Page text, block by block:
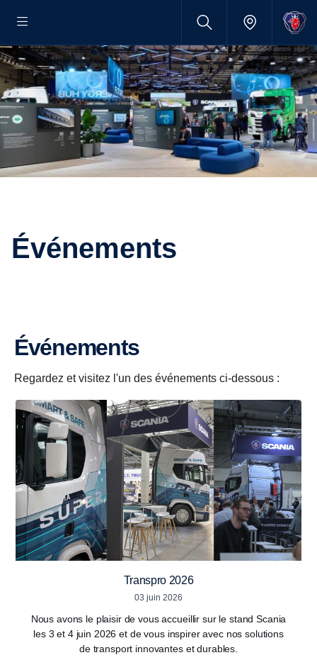
événements
événements
Regardez et visitez l'un des événements ci-dessous :
Transpro 2026
03 juin 2026
Nous avons le plaisir de vous accueillir sur le stand Scania
les 3 et 4 juin 2026 et de vous inspirer avec nos solutions
de transport innovantes et durables.